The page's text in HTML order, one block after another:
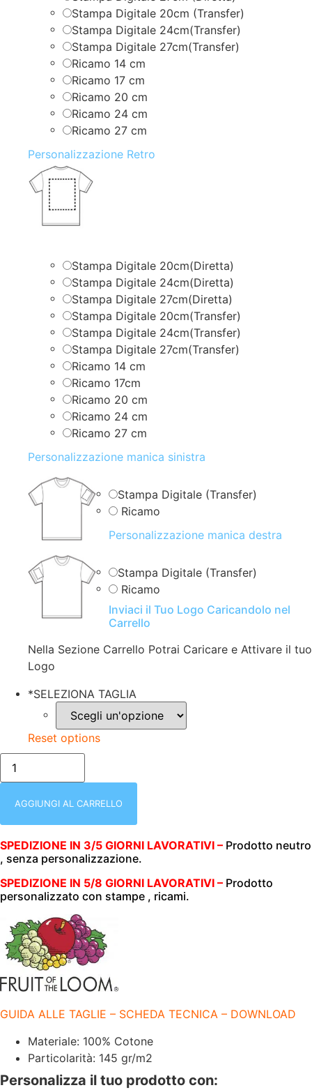
Stampa Digitale 20cm (Transfer)
Stampa Digitale 24cm(Transfer)
Stampa Digitale 27cm(Transfer)
Ricamo 14 cm
Ricamo 17 cm
Ricamo 20 cm
Ricamo 24 cm
Ricamo 27 cm
Personalizzazione Retro
Stampa Digitale 20cm(Diretta)
Stampa Digitale 24cm(Diretta)
Stampa Digitale 27cm(Diretta)
Stampa Digitale 20cm(Transfer)
Stampa Digitale 24cm(Transfer)
Stampa Digitale 27cm(Transfer)
Ricamo 14 cm
Ricamo 17cm
Ricamo 20 cm
Ricamo 24 cm
Ricamo 27 cm
Personalizzazione manica sinistra
Stampa Digitale (Transfer)
Ricamo
Personalizzazione manica destra
Stampa Digitale (Transfer)
Ricamo
Inviaci il Tuo Logo Caricandolo nel
Carrello
Nella Sezione Carrello Potrai Caricare e Attivare il tuo
Logo
*SELEZIONA TAGLIA
Reset options
T-
SHIRT
DONNA
MANICA
|
|
FRUIT
THE
LOOM
|
ORIGINAL
100%
COTONE
|145gr/m2
quantità
AGGIUNGI AL CARRELLO
SPEDIZIONE IN 3/5 GIORNI LAVORATIVI – Prodotto neutro
, senza personalizzazione.
SPEDIZIONE IN 5/8 GIORNI LAVORATIVI – Prodotto
personalizzato con stampe , ricami.
GUIDA ALLE TAGLIE – SCHEDA TECNICA – DOWNLOAD
Materiale: 100% Cotone
Particolarità: 145 gr/m2
Personalizza il tuo prodotto con: